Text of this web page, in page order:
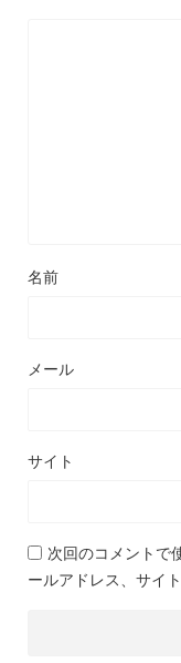
名前
メール
サイト
次回のコメントで
ールアドレス、サイ